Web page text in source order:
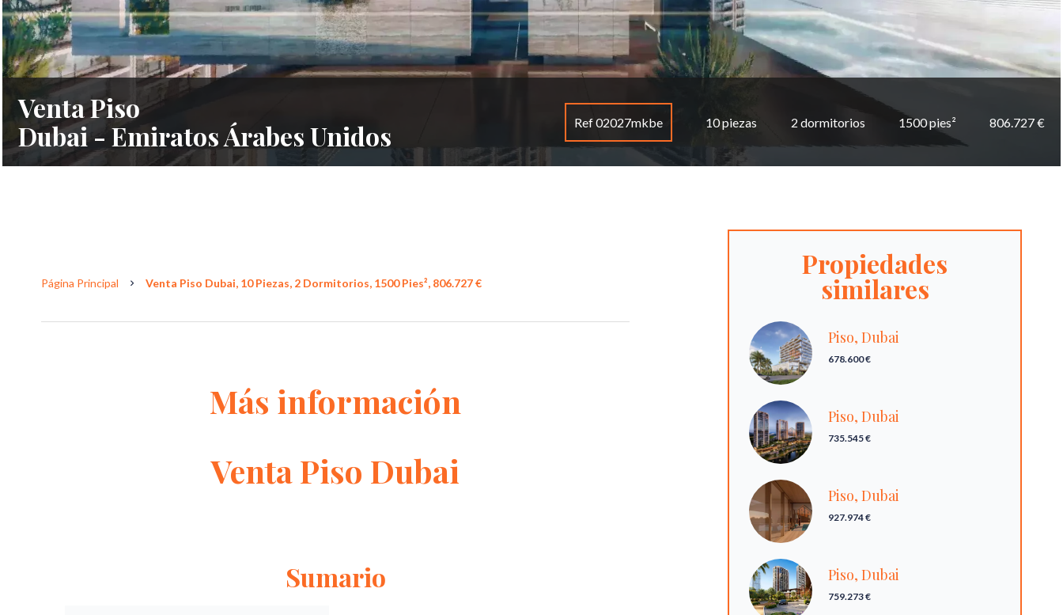
Venta Piso
Dubai - Emiratos Árabes Unidos
Ref 02027mkbe 10 piezas 2 dormitorios 1500 pies² 806.727 €
Página Principal Venta Piso Dubai, 10 Piezas, 2 Dormitorios, 1500 Pies², 806.727 €
Más información
Venta Piso Dubai
Sumario
Propiedades
similares
Piso, Dubai
678.600 €
Piso, Dubai
735.545 €
Piso, Dubai
927.974 €
Piso, Dubai
759.273 €